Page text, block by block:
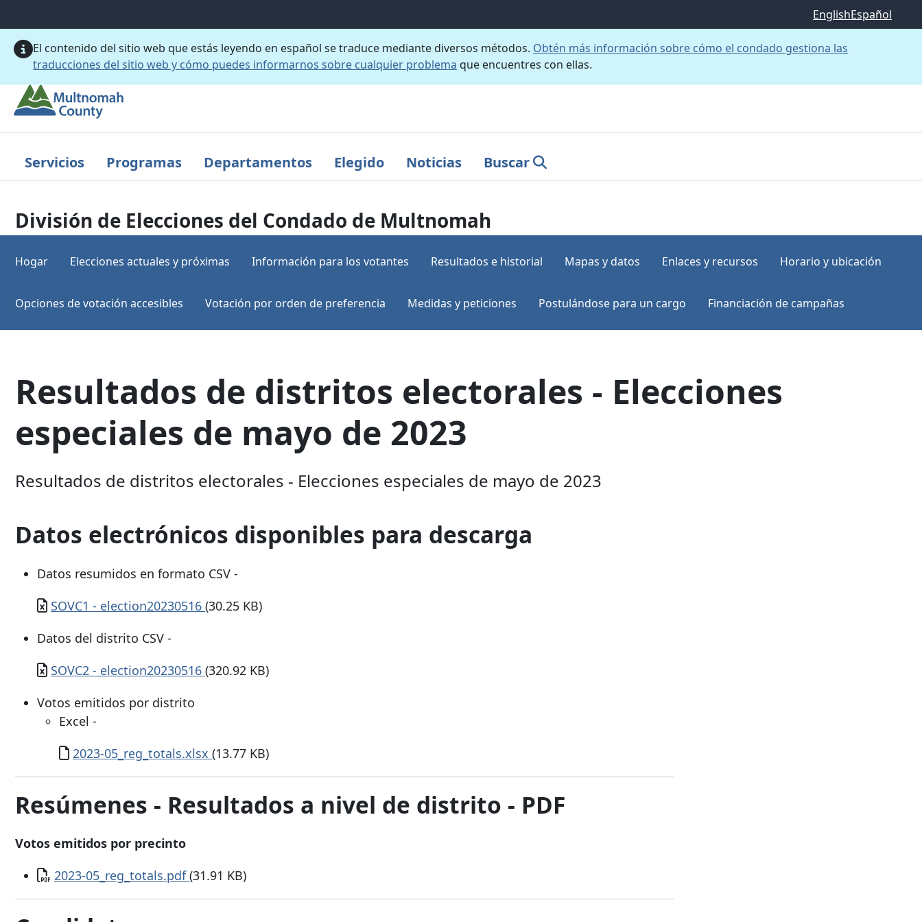
EnglishEspañol
El contenido del sitio web que estás leyendo en español se traduce mediante diversos métodos. Obtén más información sobre cómo el condado gestiona las
traducciones del sitio web y cómo puedes informarnos sobre cualquier problema que encuentres con ellas.
Servicios Programas Departamentos Elegido Noticias Buscar
División de Elecciones del Condado de Multnomah
Hogar Elecciones actuales y próximas Información para los votantes Resultados e historial Mapas y datos Enlaces y recursos Horario y ubicación
Opciones de votación accesibles Votación por orden de preferencia Medidas y peticiones Postulándose para un cargo Financiación de campañas
Resultados de distritos electorales - Elecciones
especiales de mayo de 2023
Resultados de distritos electorales - Elecciones especiales de mayo de 2023
Datos electrónicos disponibles para descarga
Datos resumidos en formato CSV -
Documento
SOVC1 - election20230516 (30.25 KB)
Datos del distrito CSV -
Documento
SOVC2 - election20230516 (320.92 KB)
Votos emitidos por distrito
Excel -
Documento
2023-05_reg_totals.xlsx (13.77 KB)
Resúmenes - Resultados a nivel de distrito - PDF
Votos emitidos por precinto
Documento
2023-05_reg_totals.pdf(31.91 KB)